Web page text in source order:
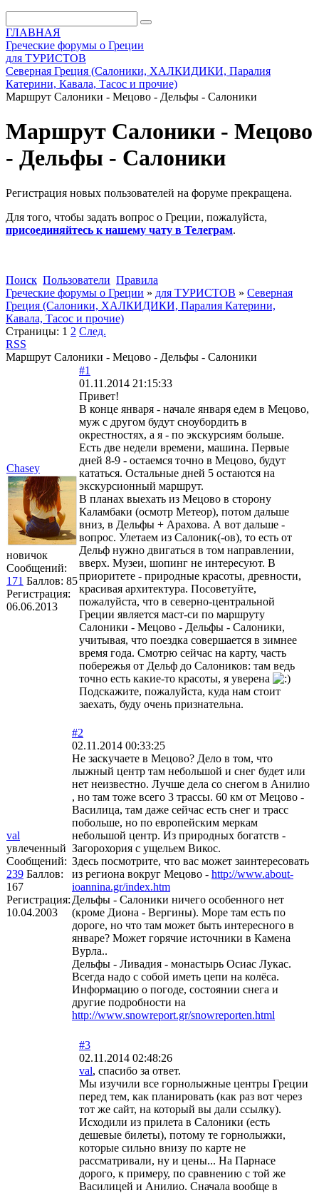
ГЛАВНАЯ
Греческие форумы о Греции
для ТУРИСТОВ
Северная Греция (Салоники, ХАЛКИДИКИ, Паралия
Катерини, Кавала, Тасос и прочие)
Маршрут Салоники - Мецово - Дельфы - Салоники
Маршрут Салоники - Мецово
- Дельфы - Салоники
Регистрация новых пользователей на форуме прекращена.
Для того, чтобы задать вопрос о Греции, пожалуйста,
присоединяйтесь к нашему чату в Телеграм.
Поиск Пользователи Правила
Греческие форумы о Греции » для ТУРИСТОВ » Северная
Греция (Салоники, ХАЛКИДИКИ, Паралия Катерини,
Кавала, Тасос и прочие)
Страницы: 1 2 След.
RSS
Маршрут Салоники - Мецово - Дельфы - Салоники
Chasey
новичок
Сообщений:
171 Баллов: 85
Регистрация:
06.06.2013
#1
01.11.2014 21:15:33
Привет!
В конце января - начале января едем в Мецово,
муж с другом будут сноубордить в
окрестностях, а я - по экскурсиям больше.
Есть две недели времени, машина. Первые
дней 8-9 - остаемся точно в Мецово, будут
кататься. Остальные дней 5 остаются на
экскурсионный маршрут.
В планах выехать из Мецово в сторону
Каламбаки (осмотр Метеор), потом дальше
вниз, в Дельфы + Арахова. А вот дальше -
вопрос. Улетаем из Салоник(-ов), то есть от
Дельф нужно двигаться в том направлении,
вверх. Музеи, шопинг не интересуют. В
приоритете - природные красоты, древности,
красивая архитектура. Посоветуйте,
пожалуйста, что в северно-центральной
Греции является маст-си по маршруту
Салоники - Мецово - Дельфы - Салоники,
учитывая, что поездка совершается в зимнее
время года. Смотрю сейчас на карту, часть
побережья от Дельф до Салоников: там ведь
точно есть какие-то красоты, я уверена
Подскажите, пожалуйста, куда нам стоит
заехать, буду очень признательна.
val
увлеченный
Сообщений:
239 Баллов:
167
Регистрация:
10.04.2003
#2
02.11.2014 00:33:25
Не заскучаете в Мецово? Дело в том, что
лыжный центр там небольшой и снег будет или
нет неизвестно. Лучше дела со снегом в Анилио
, но там тоже всего 3 трассы. 60 км от Мецово -
Василица, там даже сейчас есть снег и трасс
побольше, но по европейским меркам
небольшой центр. Из природных богатств -
Загорохория с ущельем Викос.
Здесь посмотрите, что вас может заинтересовать
из региона вокруг Мецово - http://www.about-
ioannina.gr/index.htm
Дельфы - Салоники ничего особенного нет
(кроме Диона - Вергины). Море там есть по
дороге, но что там может быть интересного в
январе? Может горячие источники в Камена
Вурла..
Дельфы - Ливадия - монастырь Осиас Лукас.
Всегда надо с собой иметь цепи на колёса.
Информацию о погоде, состоянии снега и
другие подробности на
http://www.snowreport.gr/snowreporten.html
#3
02.11.2014 02:48:26
val, спасибо за ответ.
Мы изучили все горнолыжные центры Греции
перед тем, как планировать (как раз вот через
тот же сайт, на который вы дали ссылку).
Исходили из прилета в Салоники (есть
дешевые билеты), потому те горнолыжки,
которые сильно внизу по карте не
рассматривали, ну и цены... На Парнасе
дорого, к примеру, по сравнению с той же
Василицей и Анилио. Сначала вообще в